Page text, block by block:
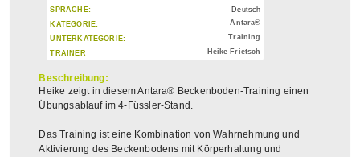
SPRACHE:
Deutsch
KATEGORIE:
Antara®
UNTERKATEGORIE:
Training
TRAINER
Heike Frietsch
Beschreibung:
Heike zeigt in diesem Antara® Beckenboden-Training einen
Übungsablauf im 4-Füssler-Stand.
Das Training ist eine Kombination von Wahrnehmung und
Aktivierung des Beckenbodens mit Körperhaltung und